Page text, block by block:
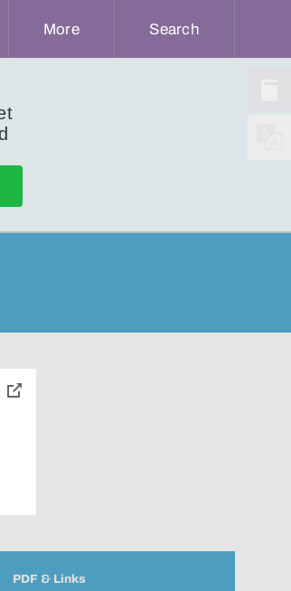
More Search
toggle
PDF & Links